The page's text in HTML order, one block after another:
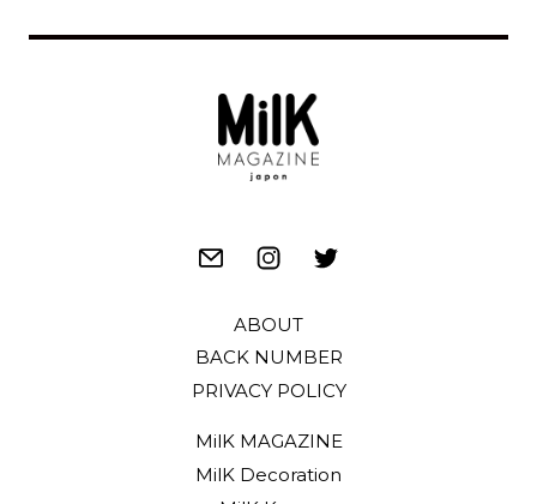
ABOUT
BACK NUMBER
PRIVACY POLICY
MilK MAGAZINE
MilK Decoration